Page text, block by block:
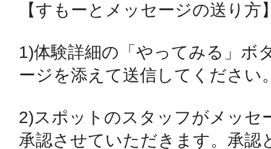
【すもーとメッセージの送り方
1)体験詳細の「やってみる」ボ
ージを添えて送信してください
2)スポットのスタッフがメッセ
承認させていただきます。承認
鴻巣
池袋